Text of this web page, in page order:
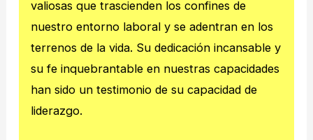
valiosas que trascienden los confines de
nuestro entorno laboral y se adentran en los
terrenos de la vida. Su dedicación incansable y
su fe inquebrantable en nuestras capacidades
han sido un testimonio de su capacidad de
liderazgo.